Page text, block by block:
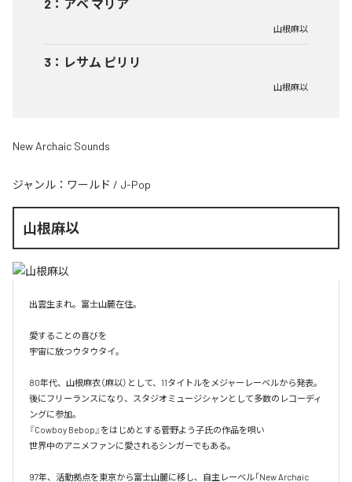
2 ： アベ マリア
山根麻以
3 ： レサム ピリリ
山根麻以
New Archaic Sounds
ジャンル： ワールド / J-Pop
山根麻以
出雲生まれ。富士山麓在住。
愛することの喜びを
宇宙に放つウタウタイ。
80年代、山根麻衣（麻以）として、11タイトルをメジャーレーベルから発表。
後にフリーランスになり、スタジオミュージシャンとして多数のレコーディ
ングに参加。
『Cowboy Bebop』をはじめとする菅野よう子氏の作品を唄い
世界中のアニメファンに愛されるシンガーでもある。
97年、活動拠点を東京から富士山麗に移し、自主レーベル「New Archaic